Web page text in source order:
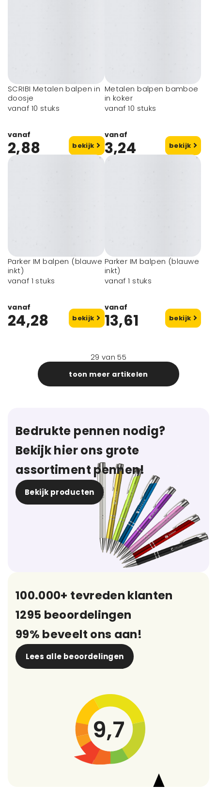
SCRIBI Metalen balpen in
doosje
vanaf 10 stuks
vanaf
2,88 bekijk
Metalen balpen bamboe
in koker
vanaf 10 stuks
vanaf
3,24 bekijk
Parker IM balpen (blauwe
inkt)
vanaf 1 stuks
vanaf
24,28 bekijk
Parker IM balpen (blauwe
inkt)
vanaf 1 stuks
vanaf
13,61 bekijk
29 van 55
toon meer artikelen
Bedrukte pennen nodig?
Bekijk hier ons grote
assortiment pennen!
Bekijk producten
100.000+ tevreden klanten
1295 beoordelingen
99% beveelt ons aan!
Lees alle beoordelingen
9,7